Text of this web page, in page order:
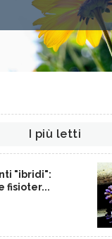
I più letti
"ibridi":
fisioter...